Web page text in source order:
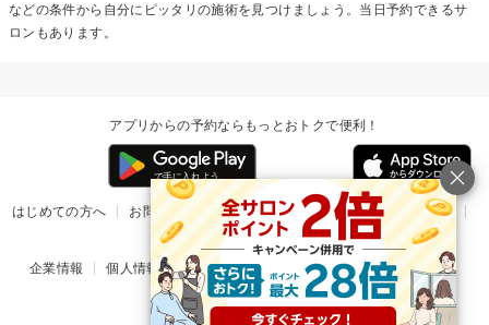
などの条件から自分にピッタリの施術を見つけましょう。当日予約できるサ
ロンもあります。
アプリからの予約ならもっとおトクで便利！
はじめての方へ お問い合わせ ヘルプ リリース情報
利用規約
掲載ご希望のサロン様
企業情報 個人情報保護方針 楽天のサービス一覧 アプリ一覧
© Rakuten Group, Inc.